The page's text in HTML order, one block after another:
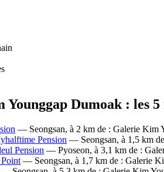
Younggap Dumoak : les
— Seongsan, à 2 km de : Galerie Kim
Pension — Seongsan, à 1,5 km
Pension — Pyoseon, à 3,1 km de :
— Seongsan, à 1,7 km de : Galerie